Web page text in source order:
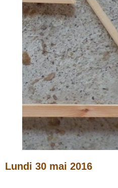
Lundi 30 mai 2016